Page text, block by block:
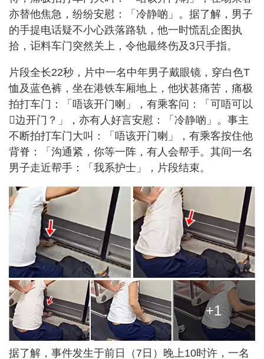
亦替他焦急，纷纷安慰：「冷静啲」。据了解，男子
的手提电话疑不小心跌落路轨，他一时慌乱企图执
拾，讵料车门突然关上，令他最终伤及3只手指。
片段全长22秒，片中一名中年男子戴眼镜，穿白色T
恤及蓝色裤，坐在港铁车厢地上，他状甚痛苦，痛极
拍打车门：「唔该开门喇」，有乘客问：「可唔可以
𠮶边开门？」，亦有人好言安慰：「冷静啲」。事主
不断拍打车门大叫：「唔该开门喇」，有乘客按住他
背脊：「沟通紧，你等一阵，有人会帮手。其间一名
男子走近帮手：「我系护士」，片段结束。
+1
据了解，事件发生于前日（7日）晚上10时许，一名